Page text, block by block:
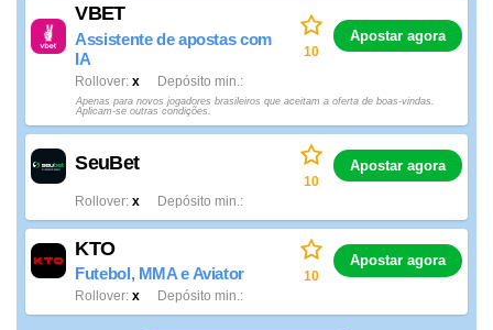
VBET
Assistente de apostas com
IA
x
Rollover Depósito min.
10
Apostar agora
Apenas para novos jogadores brasileiros que aceitam a oferta de boas-vindas.
Aplicam-se outras condições.
SeuBet
x
Rollover Depósito min.
10
Apostar agora
KTO
Futebol, MMA e Aviator
x
Rollover Depósito min.
10
Apostar agora